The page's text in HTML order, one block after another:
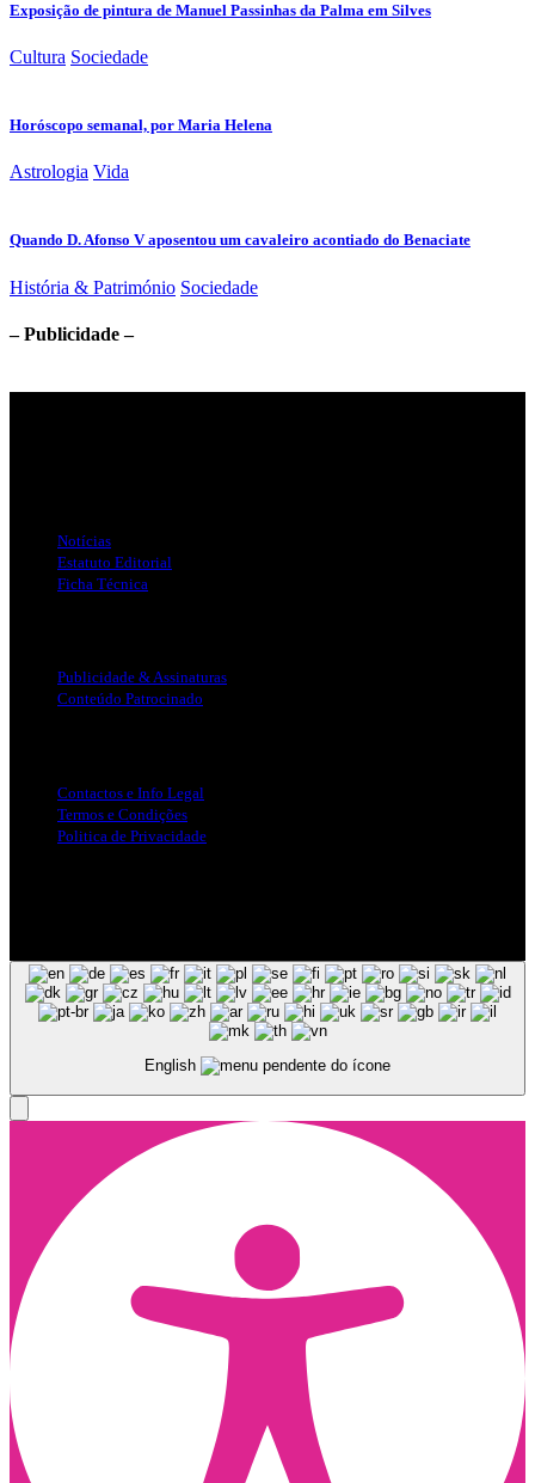
Exposição de pintura de Manuel Passinhas da Palma em Silves
Cultura Sociedade
Horóscopo semanal, por Maria Helena
Astrologia Vida
Quando D. Afonso V aposentou um cavaleiro acontiado do Benaciate
História & Património Sociedade
– Publicidade –
Notícias
Estatuto Editorial
Ficha Técnica
Publicidade & Assinaturas
Conteúdo Patrocinado
Contactos e Info Legal
Termos e Condições
Politica de Privacidade
English